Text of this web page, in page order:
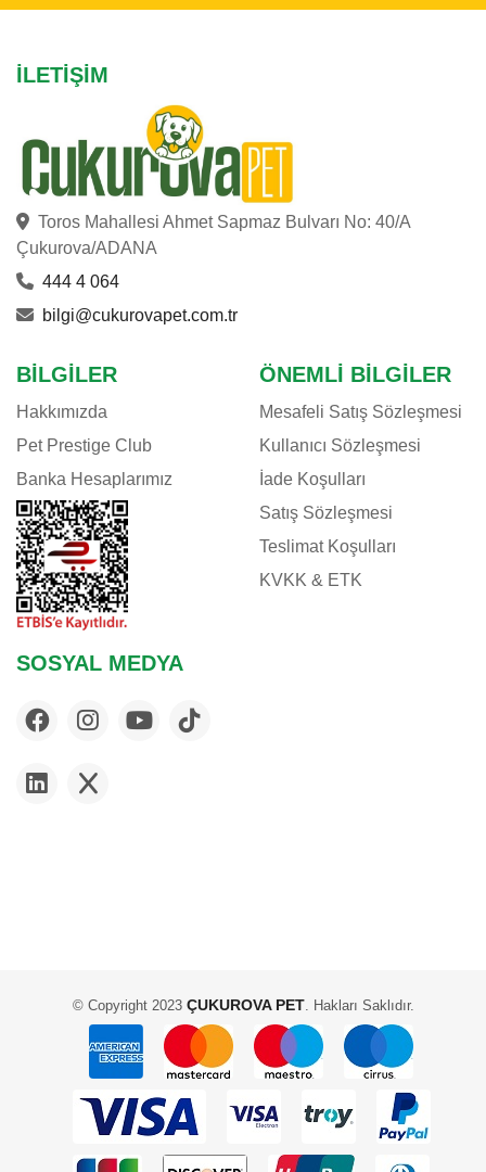
İLETIŞIM
Toros Mahallesi Ahmet Sapmaz Bulvarı No: 40/A
Çukurova/ADANA
444 4 064
bilgi@cukurovapet.com.tr
BILGILER
Hakkımızda
Pet Prestige Club
Banka Hesaplarımız
ÖNEMLI BILGILER
Mesafeli Satış Sözleşmesi
Kullanıcı Sözleşmesi
İade Koşulları
Satış Sözleşmesi
Teslimat Koşulları
KVKK & ETK
SOSYAL MEDYA
© Copyright 2023ÇUKUROVA PET. Hakları Saklıdır.